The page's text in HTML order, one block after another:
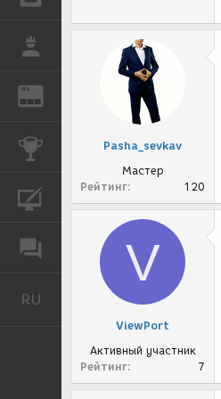
REN
КОНКУРСЫ
ФОРУМ
RU
Pasha_sevkav
Мастер
Рейтинг
120
V
ViewPort
Активный участник
Рейтинг
7